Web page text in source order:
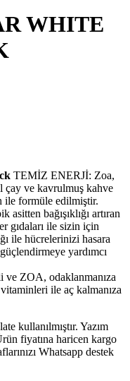
WHITE
TEMİZ ENERJİ: Zoa,
çay ve kavrulmuş kahve
ile formüle edilmiştir.
bağışıklığı artıran
gıdaları ile sizin için
ile hücrelerinizi hasara
yardımcı
ZOA, odaklanmanıza
ile aç kalmanıza
kullanılmıştır. Yazım
fiyatına haricen kargo
Whatsapp destek